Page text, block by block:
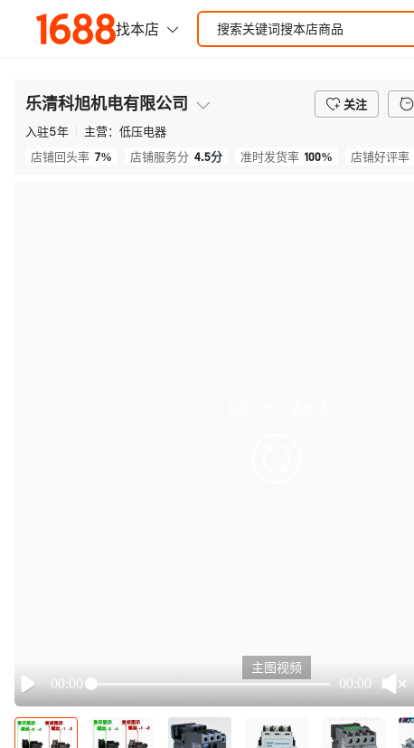
乐清科旭机电有限公司 关注
入驻5年 主营： 低压电器
店铺回头率 7% 店铺服务分 4.5分 准时发货率 100% 店铺好评率
Play
00:00 00:00
主图视频